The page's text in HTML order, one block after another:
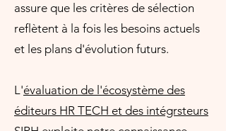
assure que les critères de sélection
reflètent à la fois les besoins actuels
et les plans d'évolution futurs.
L'évaluation de l'écosystème des
éditeurs HR TECH et des intégrsteurs